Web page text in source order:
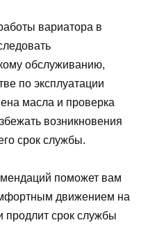
вариатора в
обслуживанию,
по эксплуатации
масла и проверка
возникновения
срок службы.
поможет вам
движением на
продлит срок службы